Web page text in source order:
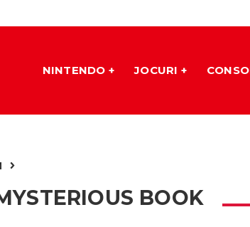
NINTENDO JOCURI
BOOK